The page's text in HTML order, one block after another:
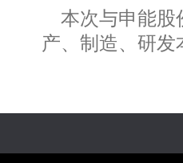
本次与申能股
产、制造、研发